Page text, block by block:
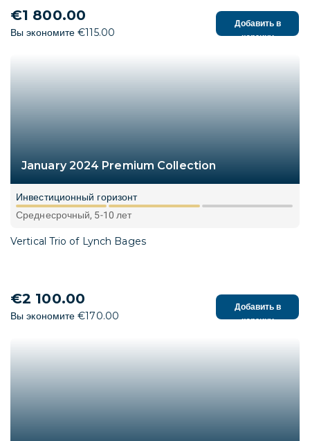
€1 800.00
Вы экономите €115.00
Добавить в
корзину
January 2024 Premium Collection
Инвестиционный горизонт
Среднесрочный, 5-10 лет
Vertical Trio of Lynch Bages
€2 100.00
Вы экономите €170.00
Добавить в
корзину